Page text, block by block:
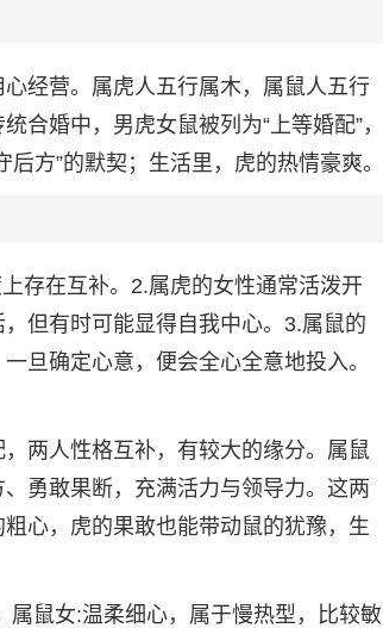
经营。属虎人五行属木，属鼠人五行
合婚中，男虎女鼠被列为“上等婚配”，
方”的默契；生活里，虎的热情豪爽。
存在互补。2.属虎的女性通常活泼开
但有时可能显得自我中心。3.属鼠的
旦确定心意，便会全心全意地投入。
两人性格互补，有较大的缘分。属鼠
勇敢果断，充满活力与领导力。这两
心，虎的果敢也能带动鼠的犹豫，生
鼠女:温柔细心，属于慢热型，比较敏